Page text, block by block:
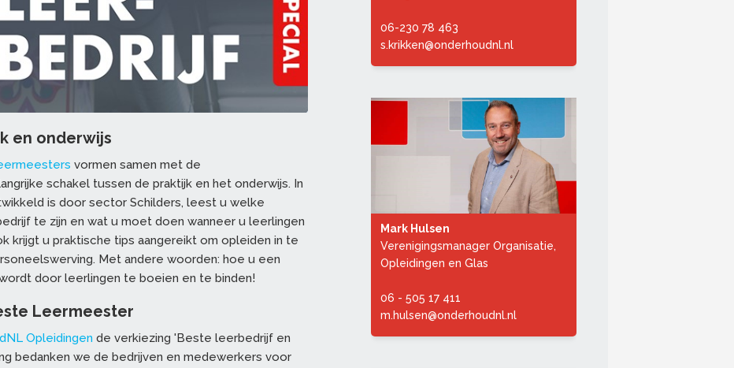
en onderwijs
vormen samen met de
schakel tussen de praktijk en het onderwijs. In
is door sector Schilders, leest u welke
te zijn en wat u moet doen wanneer u leerlingen
krijgt u praktische tips aangereikt om opleiden in te
Met andere woorden: hoe u een
door leerlingen te boeien en te binden!
Leermeester
Opleidingen de verkiezing 'Beste leerbedrijf en
bedanken we de bedrijven en medewerkers voor
06-230 78 463
s.krikken@onderhoudnl.nl
Mark Hulsen
Verenigingsmanager Organisatie,
Opleidingen en Glas
06 - 505 17 411
m.hulsen@onderhoudnl.nl